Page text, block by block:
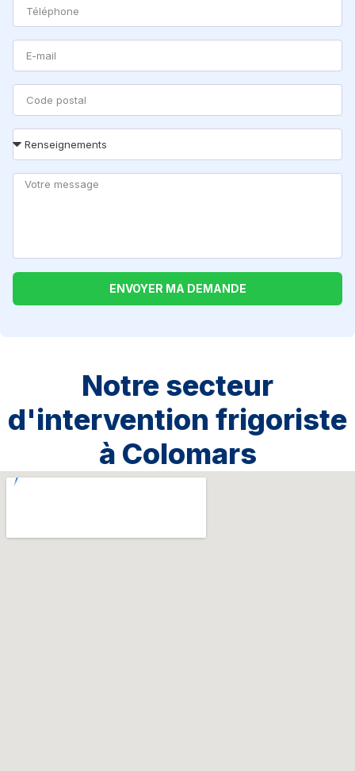
ENVOYER MA DEMANDE
Notre secteur
d'intervention frigoriste
à Colomars